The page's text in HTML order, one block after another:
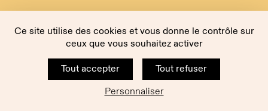
Ce site utilise des cookies et vous donne le contrôle sur
ceux que vous souhaitez activer
Tout accepter
Tout refuser
Personnaliser